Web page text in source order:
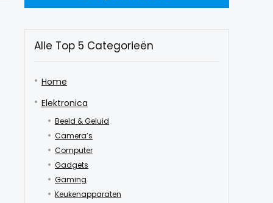
Alle Top 5 Categorieën
Home
Elektronica
Beeld & Geluid
Camera’s
Computer
Gadgets
Gaming
Keukenapparaten